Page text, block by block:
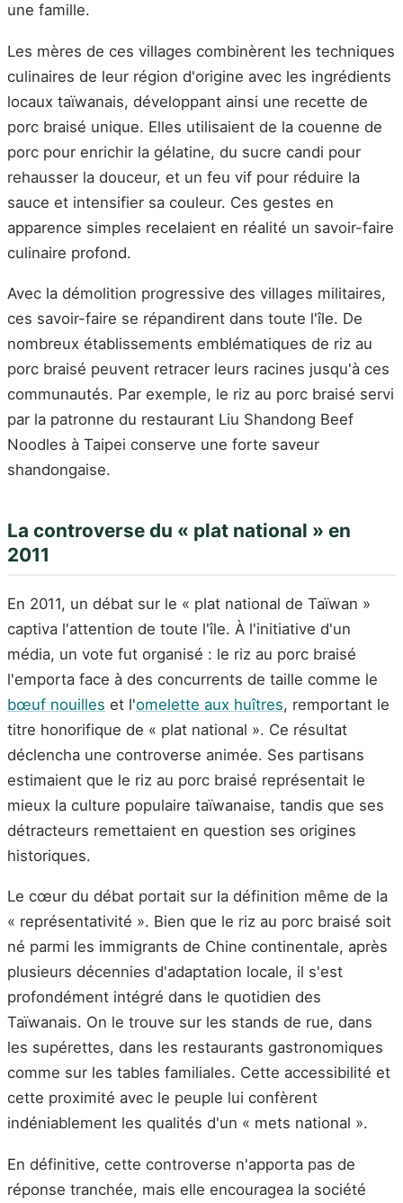
une famille.
Les mères de ces villages combinèrent les techniques
culinaires de leur région d'origine avec les ingrédients
locaux taïwanais, développant ainsi une recette de
porc braisé unique. Elles utilisaient de la couenne de
porc pour enrichir la gélatine, du sucre candi pour
rehausser la douceur, et un feu vif pour réduire la
sauce et intensifier sa couleur. Ces gestes en
apparence simples recelaient en réalité un savoir-faire
culinaire profond.
Avec la démolition progressive des villages militaires,
ces savoir-faire se répandirent dans toute l'île. De
nombreux établissements emblématiques de riz au
porc braisé peuvent retracer leurs racines jusqu'à ces
communautés. Par exemple, le riz au porc braisé servi
par la patronne du restaurant Liu Shandong Beef
Noodles à Taipei conserve une forte saveur
shandongaise.
La controverse du « plat national » en
2011
En 2011, un débat sur le « plat national de Taïwan »
captiva l'attention de toute l'île. À l'initiative d'un
média, un vote fut organisé : le riz au porc braisé
l'emporta face à des concurrents de taille comme le
bœuf nouilles et l'omelette aux huîtres, remportant le
titre honorifique de « plat national ». Ce résultat
déclencha une controverse animée. Ses partisans
estimaient que le riz au porc braisé représentait le
mieux la culture populaire taïwanaise, tandis que ses
détracteurs remettaient en question ses origines
historiques.
Le cœur du débat portait sur la définition même de la
« représentativité ». Bien que le riz au porc braisé soit
né parmi les immigrants de Chine continentale, après
plusieurs décennies d'adaptation locale, il s'est
profondément intégré dans le quotidien des
Taïwanais. On le trouve sur les stands de rue, dans
les supérettes, dans les restaurants gastronomiques
comme sur les tables familiales. Cette accessibilité et
cette proximité avec le peuple lui confèrent
indéniablement les qualités d'un « mets national ».
En définitive, cette controverse n'apporta pas de
réponse tranchée, mais elle encouragea la société